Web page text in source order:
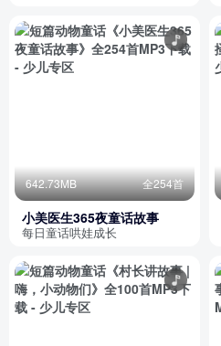
642.73MB 全254首
小美医生365夜童话故事
每日童话哄娃成长